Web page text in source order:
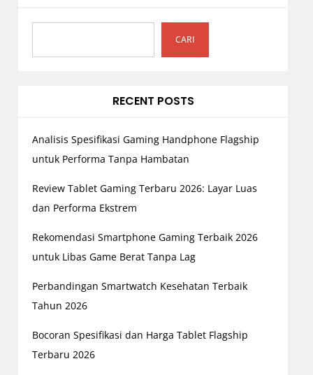
CARI
RECENT POSTS
Analisis Spesifikasi Gaming Handphone Flagship
untuk Performa Tanpa Hambatan
Review Tablet Gaming Terbaru 2026: Layar Luas
dan Performa Ekstrem
Rekomendasi Smartphone Gaming Terbaik 2026
untuk Libas Game Berat Tanpa Lag
Perbandingan Smartwatch Kesehatan Terbaik
Tahun 2026
Bocoran Spesifikasi dan Harga Tablet Flagship
Terbaru 2026